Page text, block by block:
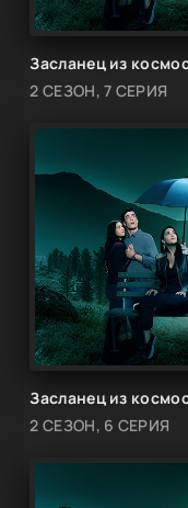
Засланец из
2 СЕЗОН, 7 СЕРИЯ
Засланец из
2 СЕЗОН, 6 СЕРИЯ